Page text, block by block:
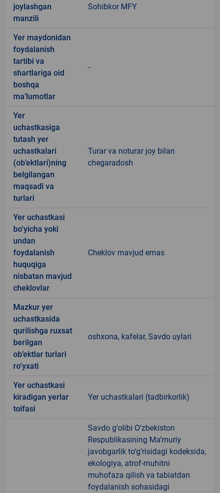
joylashgan
manzili
Sohibkor MFY
Yer maydonidan
foydalanish
tartibi va
shartlariga oid
boshqa
ma’lumotlar
-
Yer
uchastkasiga
tutash yer
uchastkalari
(ob’ektlari)ning
belgilangan
maqsadi va
turlari
Turar va noturar joy bilan
chegaradosh
Yer uchastkasi
bo‘yicha yoki
undan
foydalanish
huquqiga
nisbatan mavjud
cheklovlar
Cheklov mavjud emas
Mazkur yer
uchastkasida
qurilishga ruxsat
berilgan
ob’ektlar turlari
ro‘yxati
oshxona, kafelar, Savdo uylari
Yer uchastkasi
kiradigan yerlar
toifasi
Yer uchastkalari (tadbirkorlik)
Savdo g‘olibi O‘zbekiston
Respublikasining Ma’muriy
javobgarlik to‘g‘risidagi kodeksida,
ekologiya, atrof-muhitni
muhofaza qilish va tabiatdan
foydalanish sohasidagi